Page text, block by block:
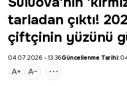
tarladan çıktı!
çiftçinin yüzünü
04.07.2026 - 13:36Güncellenme Tarihi: